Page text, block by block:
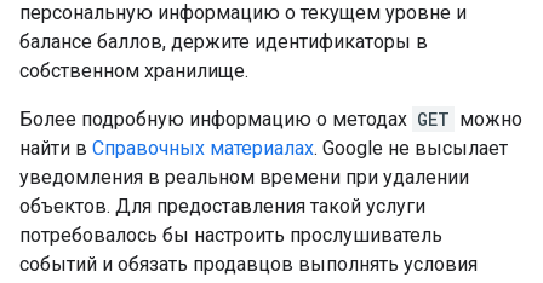
персональную информацию о текущем уровне и
балансе баллов, держите идентификаторы в
собственном хранилище.
Более подробную информацию о методах GET можно
найти в Справочных материалах. Google не высылает
уведомления в реальном времени при удалении
объектов. Для предоставления такой услуги
потребовалось бы настроить прослушиватель
событий и обязать продавцов выполнять условия